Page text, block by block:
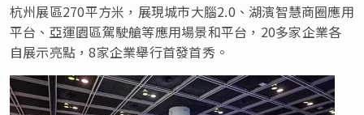
杭州展區270平方米，展現城市大腦2.0、湖濱智慧商圈應用
平台、亞運園區駕駛艙等應用場景和平台，20多家企業各
自展示亮點，8家企業舉行首發首秀。